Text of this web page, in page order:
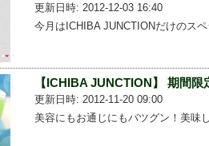
更新日時: 2012-12-03 16:40
今月はICHIBA JUNCTIONだけのス
【ICHIBA JUNCTION】 期間
更新日時: 2012-11-20 09:00
美容にもお通じにもバツグン！美味